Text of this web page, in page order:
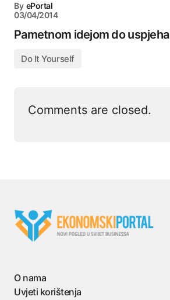
By ePortal
03/04/2014
Pametnom idejom do uspjeha
Do It Yourself
Comments are closed.
O nama
Uvjeti korištenja